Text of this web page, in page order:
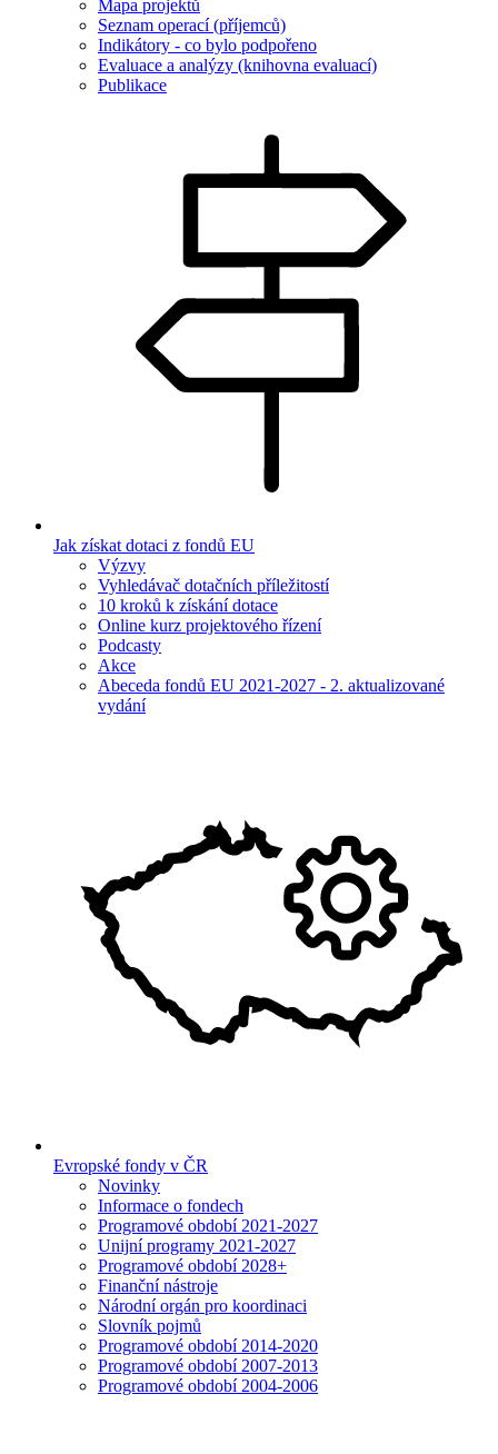
Mapa projektů
Seznam operací (příjemců)
Indikátory - co bylo podpořeno
Evaluace a analýzy (knihovna evaluací)
Publikace
Jak získat dotaci z fondů EU
Výzvy
Vyhledávač dotačních příležitostí
10 kroků k získání dotace
Online kurz projektového řízení
Podcasty
Akce
Abeceda fondů EU 2021-2027 - 2. aktualizované
vydání
Evropské fondy v ČR
Novinky
Informace o fondech
Programové období 2021-2027
Unijní programy 2021-2027
Programové období 2028+
Finanční nástroje
Národní orgán pro koordinaci
Slovník pojmů
Programové období 2014-2020
Programové období 2007-2013
Programové období 2004-2006